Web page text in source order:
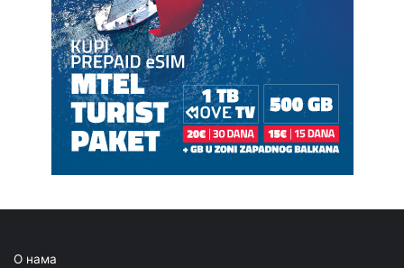
О нама